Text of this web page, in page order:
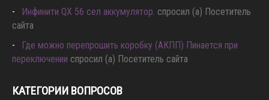
Инфинити QX 56 сел аккумулятор. спросил (а) Посетитель
сайта
Где можно перепрошить коробку (АКПП) Пинается при
переключении спросил (а) Посетитель сайта
КАТЕГОРИИ ВОПРОСОВ